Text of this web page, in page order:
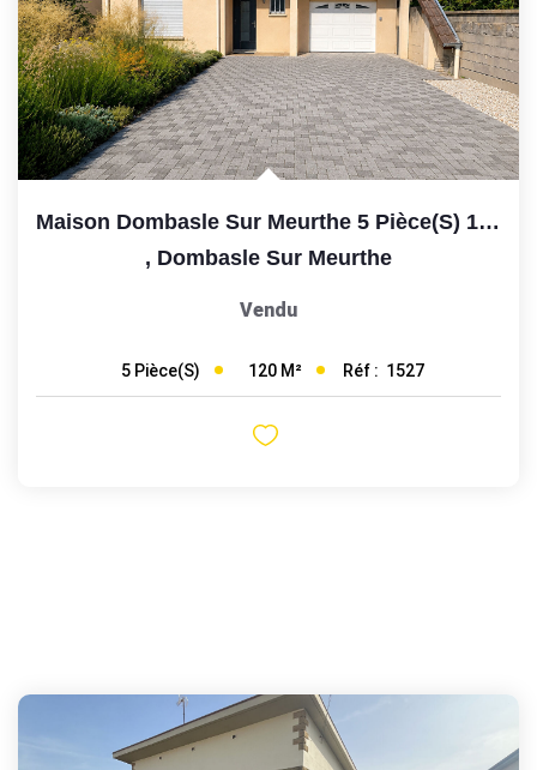
Maison Dombasle Sur Meurthe 5 Pièce(s) 120m2
, Dombasle Sur Meurthe
Vendu
5 Pièce(s) 120 M² Réf : 1527